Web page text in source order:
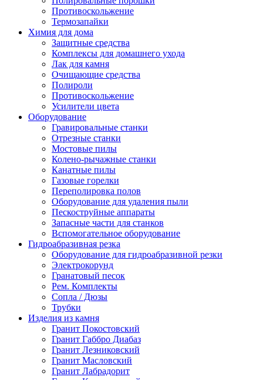
Противоскольжение
Термозапайки
Химия для дома
Защитные средства
Комплексы для домашнего ухода
Лак для камня
Очищающие средства
Полироли
Противоскольжение
Усилители цвета
Оборудование
Гравировальные станки
Отрезные станки
Мостовые пилы
Колено-рычажные станки
Канатные пилы
Газовые горелки
Переполировка полов
Оборудование для удаления пыли
Пескоструйные аппараты
Запасные части для станков
Вспомогательное оборудование
Гидроабразивная резка
Оборудование для гидроабразивной резки
Электрокорунд
Гранатовый песок
Рем. Комплекты
Сопла / Дюзы
Трубки
Изделия из камня
Гранит Покостовский
Гранит Габбро Диабаз
Гранит Лезниковский
Гранит Масловский
Гранит Лабрадорит